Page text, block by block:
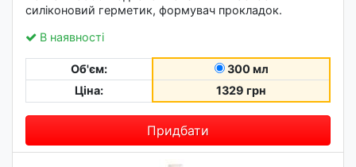
силіконовий герметик, формувач прокладок.
В наявності
Об'єм:
300 мл
Ціна:
1329 грн
Придбати